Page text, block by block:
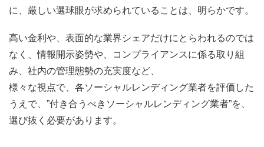
に、厳しい選球眼が求められていることは、明らかです。
高い金利や、表面的な業界シェアだけにとらわれるのでは
なく、情報開示姿勢や、コンプライアンスに係る取り組
み、社内の管理態勢の充実度など、
様々な視点で、各ソーシャルレンディング業者を評価した
うえで、”付き合うべきソーシャルレンディング業者”を、
選び抜く必要があります。